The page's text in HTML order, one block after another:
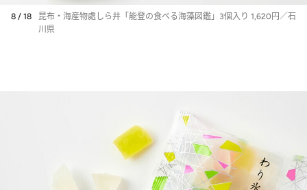
8 / 18
昆布・海産物處しら井「能登の食べる海藻図鑑」3個入り 1,620円／石
川県